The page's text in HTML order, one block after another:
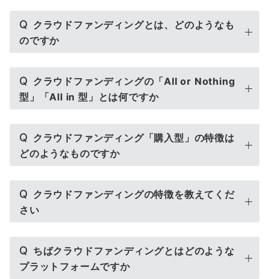
Q クラウドファンディングとは、どのようなも
のですか
Q クラウドファンディングの「All or Nothing
型」「All in 型」とは何ですか
Q クラウドファンディング「購入型」の特徴は
どのようなものですか
Q クラウドファンディングの特徴を教えてくだ
さい
Q ちばクラウドファンディングとはどのような
プラットフォームですか